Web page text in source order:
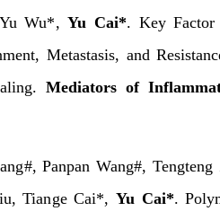
Yu Wu*,Yu Cai*. Key Factor
Metastasis, and
Mediators of
#, Panpan Wang#,
Tiange Cai*, Yu Cai*.